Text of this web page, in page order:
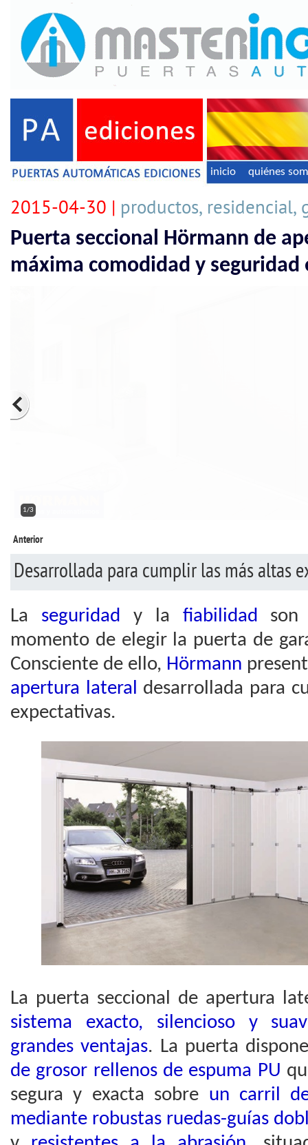
inicio quiénes
2015-04-30 | productos, residencial,
Puerta seccional Hörmann de
máxima comodidad y seguridad
2/3
Anterior
Desarrollada para cumplir las más altas
La seguridad y la fiabilidad son
momento de elegir la puerta de
Consciente de ello, Hörmann
apertura lateral desarrollada para
expectativas.
La puerta seccional de apertura
sistema exacto, silencioso y
grandes ventajas. La puerta
de grosor rellenos de espuma PU
segura y exacta sobre un carril
mediante robustas ruedas-guías